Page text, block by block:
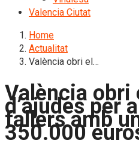
Valencia Ciutat
Home
Actualitat
València obri el…
València obri
d’ajudes per
fallers amb
350.000